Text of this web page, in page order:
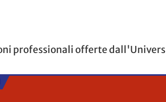
professionali offerte